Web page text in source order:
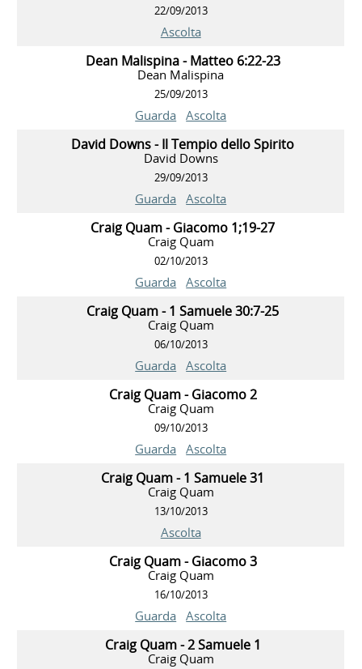
22/09/2013
Ascolta
Dean Malispina - Matteo 6:22-23
Dean Malispina
25/09/2013
Guarda Ascolta
David Downs - Il Tempio dello Spirito
David Downs
29/09/2013
Guarda Ascolta
Craig Quam - Giacomo 1;19-27
Craig Quam
02/10/2013
Guarda Ascolta
Craig Quam - 1 Samuele 30:7-25
Craig Quam
06/10/2013
Guarda Ascolta
Craig Quam - Giacomo 2
Craig Quam
09/10/2013
Guarda Ascolta
Craig Quam - 1 Samuele 31
Craig Quam
13/10/2013
Ascolta
Craig Quam - Giacomo 3
Craig Quam
16/10/2013
Guarda Ascolta
Craig Quam - 2 Samuele 1
Craig Quam